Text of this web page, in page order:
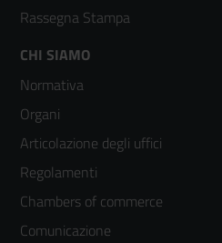
Rassegna Stampa
Footer
menù
colonna
3
CHI SIAMO
Normativa
Organi
Articolazione degli uffici
Regolamenti
Chambers of commerce
Comunicazione